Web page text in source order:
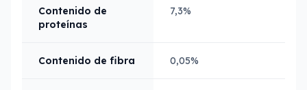
Contenido de
proteínas
7,3%
Contenido de fibra 0,05%